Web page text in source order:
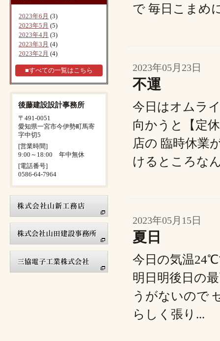
で 毎日こまめ
2023年05月23日
不運
今日はオムラ
向かうと【定
店の 臨時休業
けるところな
2023年05月15日
夏日
今日の気温
明日明後日の
うがないので
らしく張り...
2023年6月 (3)
2023年5月 (5)
2023年4月 (3)
2023年3月 (4)
2023年2月 (4)
■すべての一覧はこちら
後藤建設設計事務所
〒491-0051
愛知県一宮市今伊勢町馬寄
字中切5
[営業時間]
9:00～18:00 年中無休
[電話番号]
0586-64-7964